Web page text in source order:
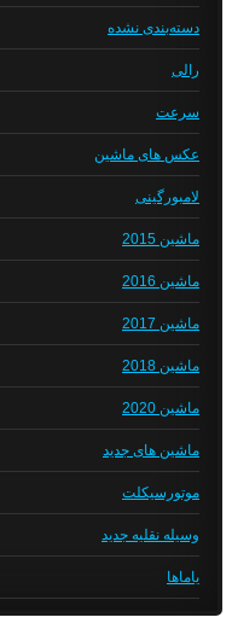
دسته‌بندی نشده
رالی
سرعت
عکس های ماشین
لامبورگینی
ماشین 2015
ماشین 2016
ماشین 2017
ماشین 2018
ماشین 2020
ماشین های جدید
موتورسیکلت
وسیله نقلیه جدید
یاماها